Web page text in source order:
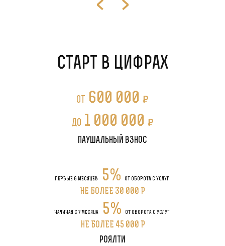
Старт в цифрах
от 600 000 P
до 1 000 000 P
паушальный взнос
ПЕРВЫЕ 6 МЕСЯЦЕВ 5% ОТ ОБОРОТА С УСЛУГ
НЕ БОЛЕЕ 30 000 P
НАЧИНАЯ С 7 МЕСЯЦА 5% ОТ ОБОРОТА С УСЛУГ
НЕ БОЛЕЕ 45 000 P
роялти